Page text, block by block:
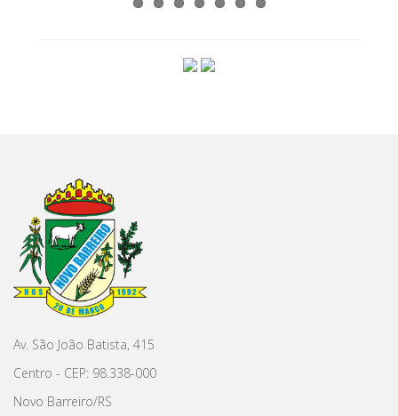
Av. São João Batista, 415
Centro - CEP: 98.338-000
Novo Barreiro/RS